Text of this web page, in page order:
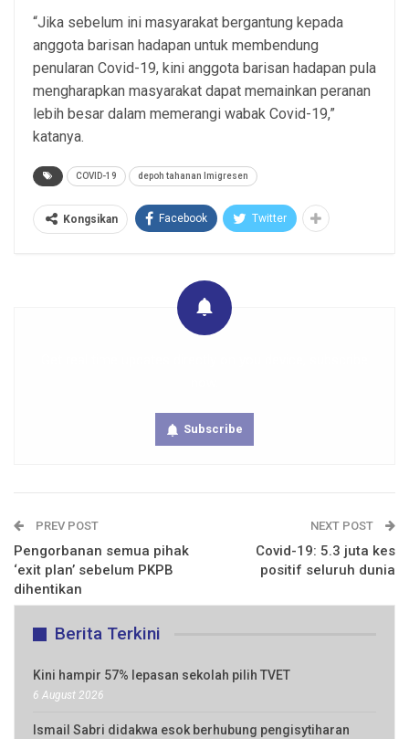
“Jika sebelum ini masyarakat bergantung kepada
anggota barisan hadapan untuk membendung
penularan Covid-19, kini anggota barisan hadapan pula
mengharapkan masyarakat dapat memainkan peranan
lebih besar dalam memerangi wabak Covid-19,”
katanya.
COVID-19 depoh tahanan Imigresen
Kongsikan Facebook Twitter
Subscribe
PREV POST
Pengorbanan semua pihak
‘exit plan’ sebelum PKPB
dihentikan
NEXT POST
Covid-19: 5.3 juta kes
positif seluruh dunia
Berita Terkini
Kini hampir 57% lepasan sekolah pilih TVET
6 August 2026
Ismail Sabri didakwa esok berhubung pengisytiharan